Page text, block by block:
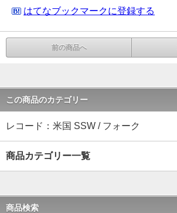
はてなブックマークに登録する
前の商品へ
この商品のカテゴリー
レコード：米国 SSW / フォーク
商品カテゴリー一覧
商品検索